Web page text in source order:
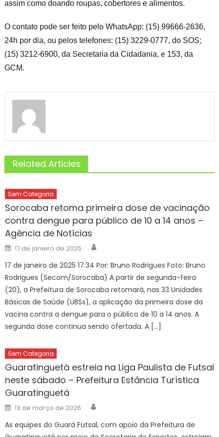
assim como doando roupas, cobertores e alimentos.
O contato pode ser feito pelo WhatsApp: (15) 99666-2636,
24h por dia, ou pelos telefones: (15) 3229-0777, do SOS;
(15) 3212-6900, da Secretaria da Cidadania, e 153, da
GCM.
Related Articles
Sem Categoria
Sorocaba retoma primeira dose de vacinação
contra dengue para público de 10 a 14 anos –
Agência de Notícias
Posted
on
17 de janeiro de 2025
17 de janeiro de 2025 17:34 Por: Bruno Rodrigues Foto: Bruno
Rodrigues (Secom/Sorocaba) A partir de segunda-feira
(20), a Prefeitura de Sorocaba retomará, nas 33 Unidades
Básicas de Saúde (UBSs), a aplicação da primeira dose da
vacina contra a dengue para o público de 10 a 14 anos. A
segunda dose continua sendo ofertada. A […]
Sem Categoria
Guaratinguetá estreia na Liga Paulista de Futsal
neste sábado – Prefeitura Estância Turística
Guaratinguetá
Posted
on
13 de março de 2026
As equipes do Guará Futsal, com apoio da Prefeitura de